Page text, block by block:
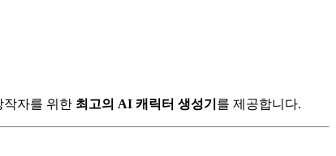
작자를 위한 최고의 AI 캐릭터 생성기 를 제공합니다.